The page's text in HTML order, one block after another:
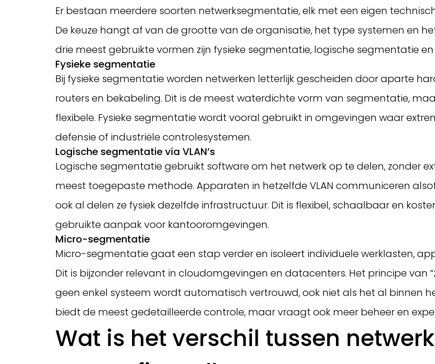
Er bestaan meerdere soorten netwerksegmentatie, elk met een eigen
De keuze hangt af van de grootte van de organisatie, het type systemen en
drie meest gebruikte vormen zijn fysieke segmentatie, logische segmentatie
Fysieke segmentatie
Bij fysieke segmentatie worden netwerken letterlijk gescheiden door aparte
routers en bekabeling. Dit is de meest waterdichte vorm van segmentatie,
flexibele. Fysieke segmentatie wordt vooral gebruikt in omgevingen waar
defensie of industriële controlesystemen.
Logische segmentatie via VLAN’s
Logische segmentatie gebruikt software om het netwerk op te delen, zonder
meest toegepaste methode. Apparaten in hetzelfde VLAN communiceren
ook al delen ze fysiek dezelfde infrastructuur. Dit is flexibel, schaalbaar en
gebruikte aanpak voor kantooromgevingen.
Micro-segmentatie
Micro-segmentatie gaat een stap verder en isoleert individuele werklasten,
Dit is bijzonder relevant in cloudomgevingen en datacenters. Het principe van
geen enkel systeem wordt automatisch vertrouwd, ook niet als het al binnen
biedt de meest gedetailleerde controle, maar vraagt ook meer beheer en
Wat is het verschil tussen